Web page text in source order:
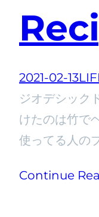
2021-02-13
ジオデシック
けたのは竹で
使ってる人の
Continue